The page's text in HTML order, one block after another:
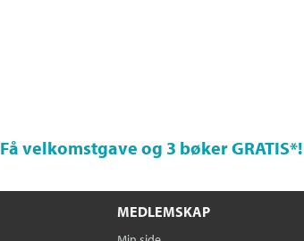
Få velkomstgave og 3 bøker GRATIS*!
MEDLEMSKAP